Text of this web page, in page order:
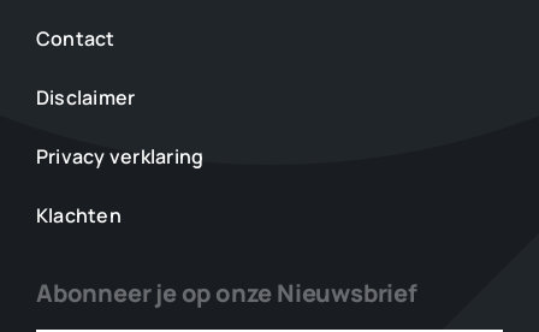
Contact
Disclaimer
Privacy verklaring
Klachten
Abonneer je op onze Nieuwsbrief